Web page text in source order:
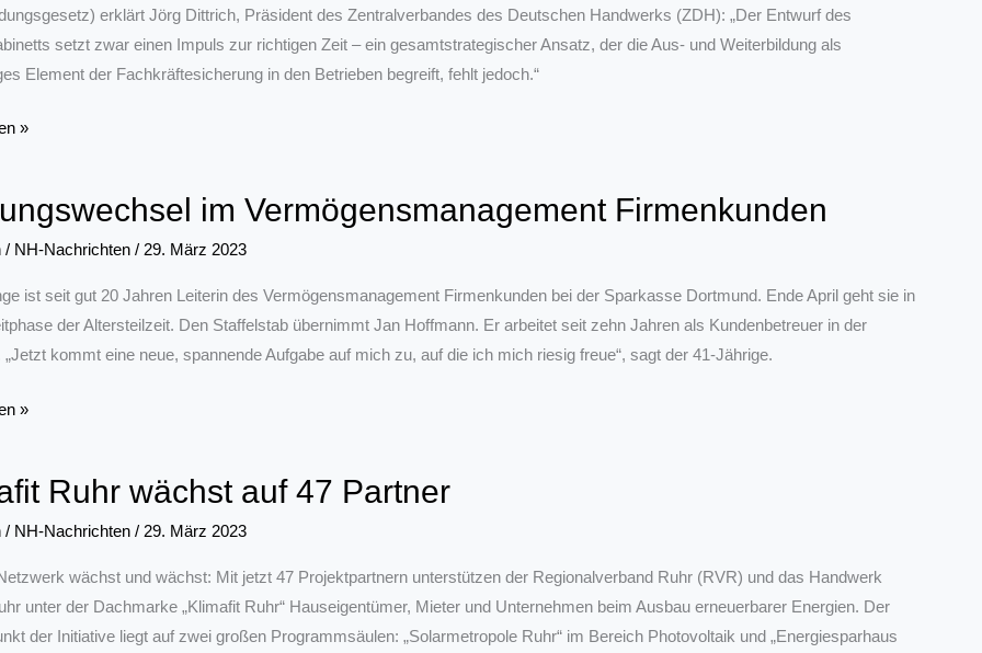
erklärt Jörg Dittrich, Präsident des Zentralverbandes des Deutschen Handwerks (ZDH): „Der Entwurf des
setzt zwar einen Impuls zur richtigen Zeit – ein gesamtstrategischer Ansatz, der die Aus- und Weiterbildung als
Element der Fachkräftesicherung in den Betrieben begreift, fehlt jedoch.“
»
im Vermögensmanagement Firmenkunden
/ NH-Nachrichten / 29. März 2023
ist seit gut 20 Jahren Leiterin des Vermögensmanagement Firmenkunden bei der Sparkasse Dortmund. Ende April geht sie in
der Altersteilzeit. Den Staffelstab übernimmt Jan Hoffmann. Er arbeitet seit zehn Jahren als Kundenbetreuer in der
„Jetzt kommt eine neue, spannende Aufgabe auf mich zu, auf die ich mich riesig freue“, sagt der 41-Jährige.
»
Ruhr wächst auf 47 Partner
/ NH-Nachrichten / 29. März 2023
wächst und wächst: Mit jetzt 47 Projektpartnern unterstützen der Regionalverband Ruhr (RVR) und das Handwerk
unter der Dachmarke „Klimafit Ruhr“ Hauseigentümer, Mieter und Unternehmen beim Ausbau erneuerbarer Energien. Der
der Initiative liegt auf zwei großen Programmsäulen: „Solarmetropole Ruhr“ im Bereich Photovoltaik und „Energiesparhaus